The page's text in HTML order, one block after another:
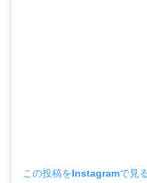
この投稿をInstagramで見る